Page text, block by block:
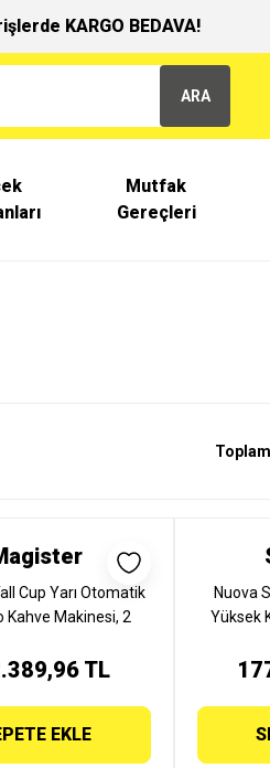
KARGO BEDAVA!
ARA
Mutfak
Gereçleri
Cup Yarı Otomatik
Kahve Makinesi, 2
TL
EKLE
Nuova
Yüksek